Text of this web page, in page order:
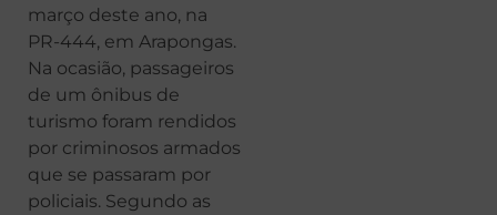
março deste ano, na
PR-444, em Arapongas.
Na ocasião, passageiros
de um ônibus de
turismo foram rendidos
por criminosos armados
que se passaram por
policiais. Segundo as